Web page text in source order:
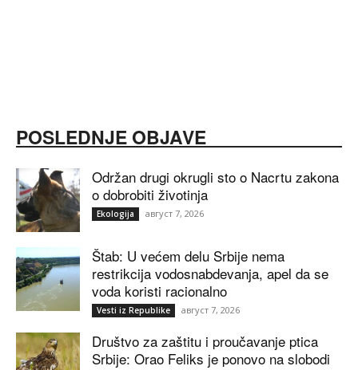
POSLEDNJE OBJAVE
Održan drugi okrugli sto o Nacrtu zakona
o dobrobiti životinja
Ekologija август 7, 2026
Štab: U većem delu Srbije nema
restrikcija vodosnabdevanja, apel da se
voda koristi racionalno
Vesti iz Republike август 7, 2026
Društvo za zaštitu i proučavanje ptica
Srbije: Orao Feliks je ponovo na slobodi